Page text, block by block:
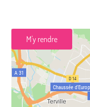
M'y rendre